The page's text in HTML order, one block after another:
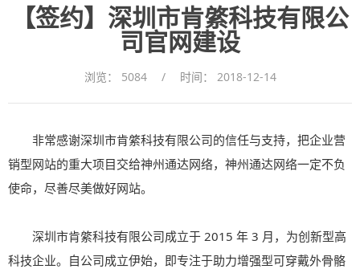
【签约】深圳市肯綮科技有限公
司官网建设
浏览： 5084 / 时间： 2018-12-14
非常感谢深圳市肯綮科技有限公司的信任与支持，把企业营
销型网站的重大项目交给神州通达网络，神州通达网络一定不负
使命，尽善尽美做好网站。
深圳市肯綮科技有限公司成立于 2015 年 3 月，为创新型高
科技企业。自公司成立伊始，即专注于助力增强型可穿戴外骨骼